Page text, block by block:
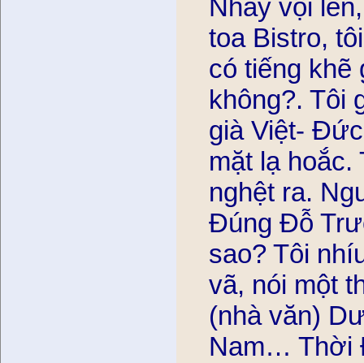
Nhảy vội
toa Bistro,
có tiếng
không?. Tôi
già Việt-
mặt lạ
nghệt ra.
Đúng Đỗ
sao? Tôi
vã, nói một
(nhà văn)
Nam… Thời